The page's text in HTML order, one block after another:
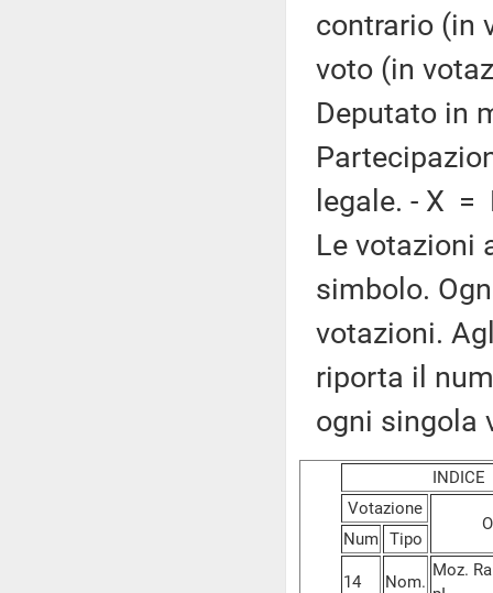
contrario (in
voto (in
Deputato in
legale. - X
Le votazioni
simbolo.
votazioni.
riporta il
ogni singola
Votazione
Num Tipo
14 Nom.
Moz.